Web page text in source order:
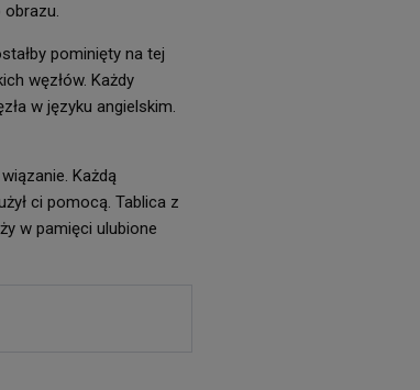
pominięty na tej
węzłów. Każdy
w języku angielskim.
Każdą
ci pomocą. Tablica z
w pamięci ulubione